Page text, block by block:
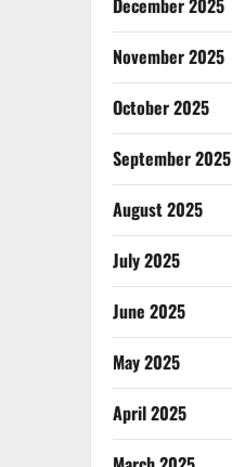
November 2025
October 2025
September 2025
August 2025
July 2025
June 2025
May 2025
April 2025